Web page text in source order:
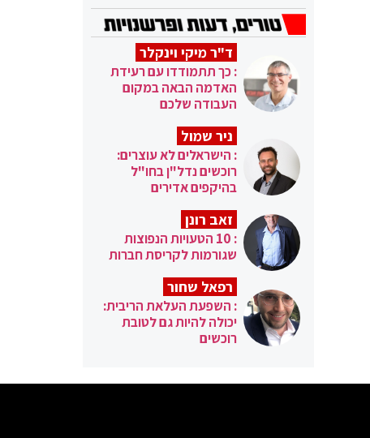
ד"ר מיקי וינקלר
: כך תתמודדו עם רעידת
האדמה הבאה במקום
העבודה שלכם
ניר שמול
: הישראלים לא עוצרים:
רוכשים נדל"ן בחו"ל
בהיקפים אדירים
זאב רונן
: 10 הטעויות הנפוצות
שגורמות לקריסת חברות
רפאל שחור
: השפעת העלאת הריבית:
יכולה להיות גם לטובת
רוכשים